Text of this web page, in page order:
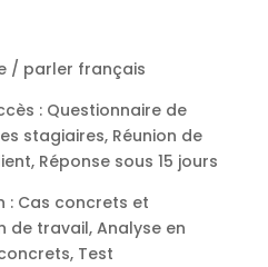
/ parler français
: Questionnaire de
stagiaires, Réunion de
Réponse sous 15 jours
: Cas concrets et
de travail, Analyse en
Test